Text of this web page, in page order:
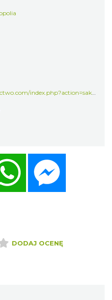
index.php?action=sakralne&id=28
WhatsApp
DODAJ OCENĘ